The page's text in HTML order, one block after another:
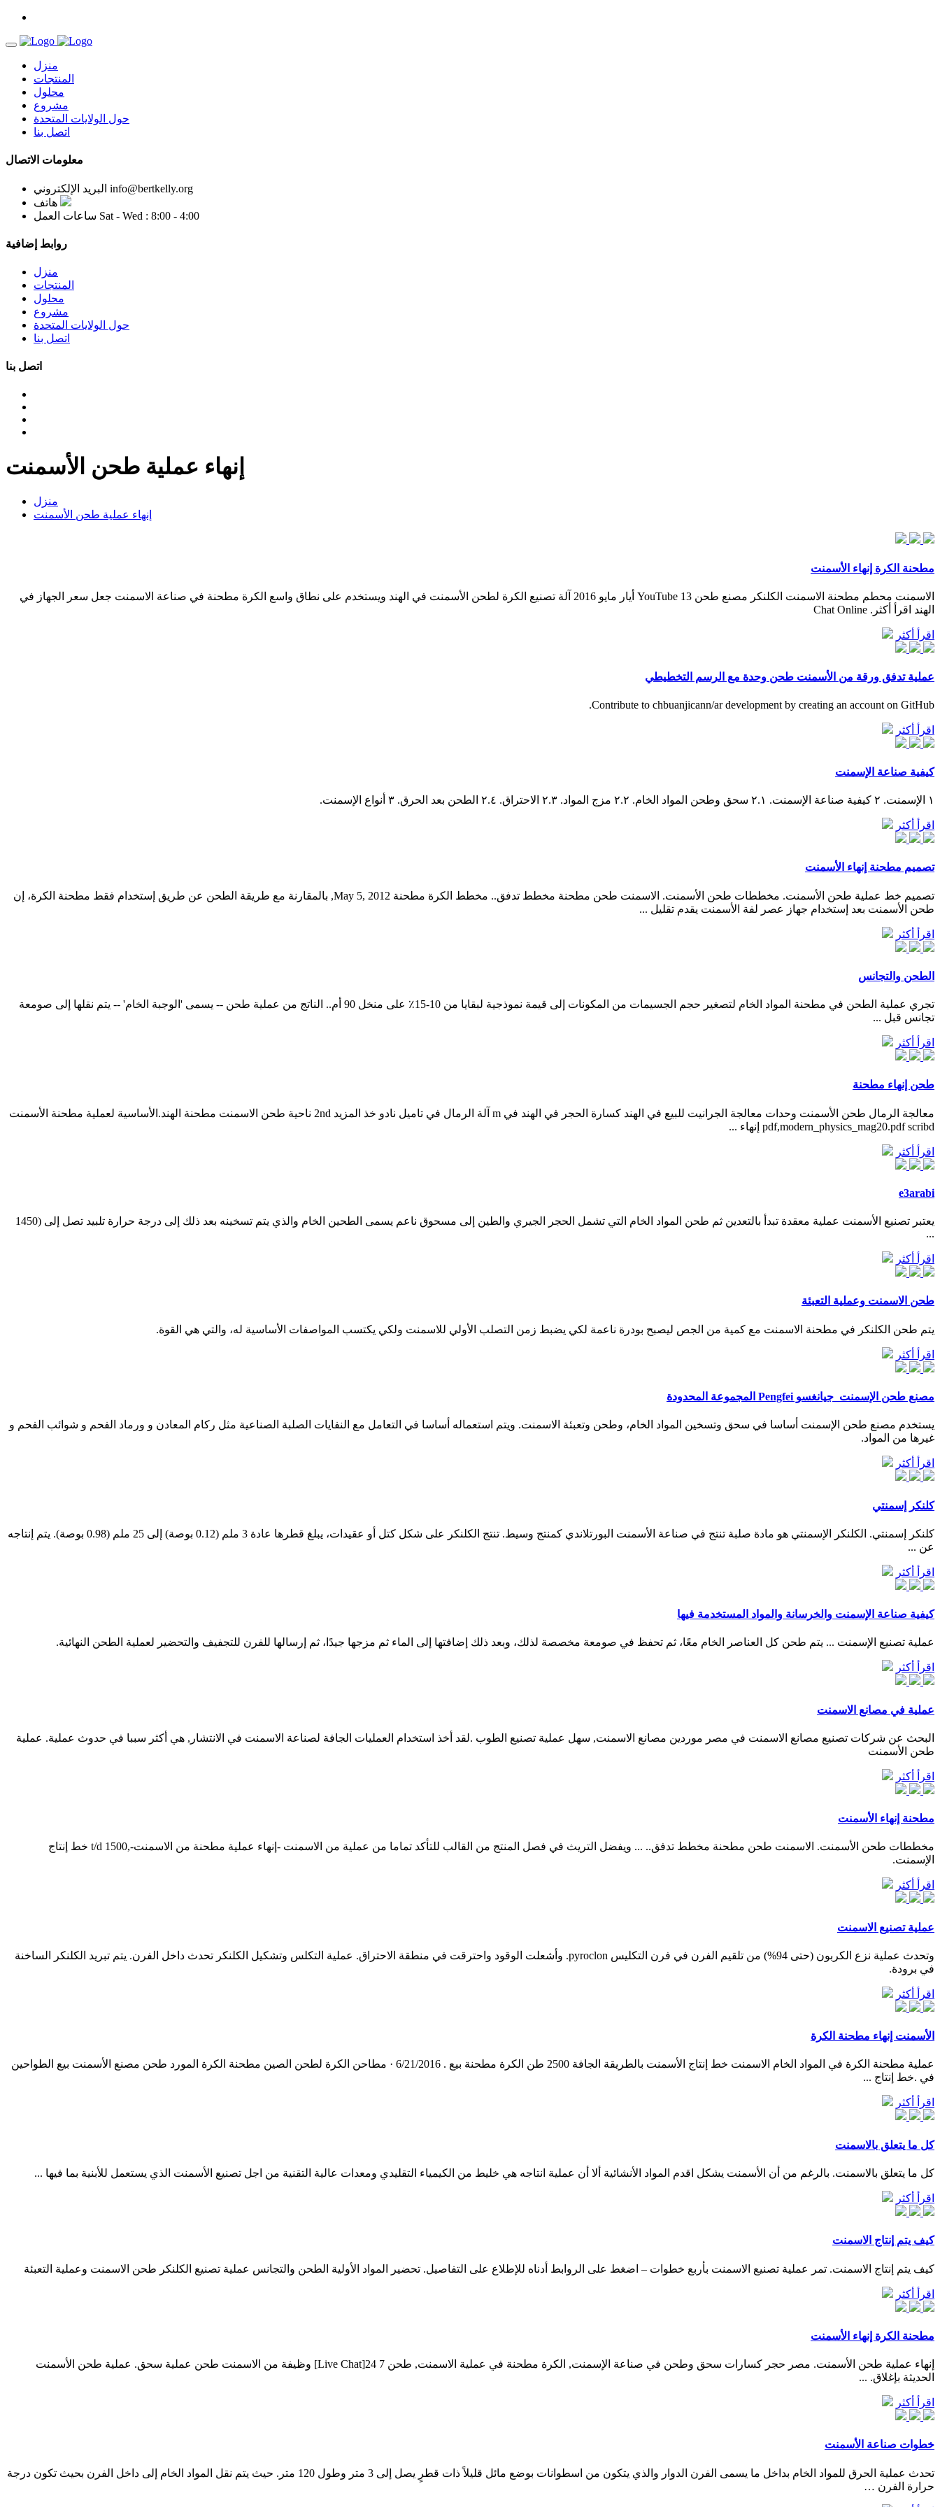
منزل
المنتجات
محلول
مشروع
حول الولايات المتحدة
اتصل بنا
معلومات الاتصال
البريد الإلكتروني info@bertkelly.org
هاتف
ساعات العمل Sat - Wed : 8:00 - 4:00
روابط إضافية
منزل
المنتجات
محلول
مشروع
حول الولايات المتحدة
اتصل بنا
اتصل بنا
إنهاء عملية طحن الأسمنت
منزل
إنهاء عملية طحن الأسمنت
مطحنة الكرة إنهاء الأسمنت
الاسمنت محطم مطحنة الاسمنت الكلنكر مصنع طحن YouTube 13 أيار مايو 2016 آلة تصنيع الكرة لطحن الأسمنت في الهند ويستخدم على نطاق واسع الكرة مطحنة في صناعة الاسمنت جعل سعر الجهاز في
الهند اقرأ أكثر. Chat Online
اقرأ أكثر
عملية تدفق ورقة من الأسمنت طحن وحدة مع الرسم التخطيطي
Contribute to chbuanjicann/ar development by creating an account on GitHub.
اقرأ أكثر
كيفية صناعة الإسمنت
١ الإسمنت. ٢ كيفية صناعة الإسمنت. ٢.١ سحق وطحن المواد الخام. ٢.٢ مزج المواد. ٢.٣ الاحتراق. ٢.٤ الطحن بعد الحرق. ٣ أنواع الإسمنت.
اقرأ أكثر
تصميم مطحنة إنهاء الأسمنت
تصميم خط عملية طحن الأسمنت. مخططات طحن الأسمنت. الاسمنت طحن مطحنة مخطط تدفق.. مخطط الكرة مطحنة May 5, 2012, بالمقارنة مع طريقة الطحن عن طريق إستخدام فقط مطحنة الكرة، إن
طحن الأسمنت بعد إستخدام جهاز عصر لفة الأسمنت يقدم تقليل ...
اقرأ أكثر
الطحن والتجانس
تجري عملية الطحن في مطحنة المواد الخام لتصغير حجم الجسيمات من المكونات إلى قيمة نموذجية لبقايا من 10-15٪ على منخل 90 أم.. الناتج من عملية طحن -- يسمى 'الوجبة الخام' -- يتم نقلها إلى صومعة
تجانس قبل ...
اقرأ أكثر
طحن إنهاء مطحنة
معالجة الرمال طحن الأسمنت وحدات معالجة الجرانيت للبيع في الهند كسارة الحجر في الهند في m آلة الرمال في تاميل نادو خذ المزيد 2nd ناحية طحن الاسمنت مطحنة الهند.الأساسية لعملية مطحنة الأسمنت
pdf,modern_physics_mag20.pdf scribd إنهاء ...
اقرأ أكثر
e3arabi
يعتبر تصنيع الأسمنت عملية معقدة تبدأ بالتعدين ثم طحن المواد الخام التي تشمل الحجر الجيري والطين إلى مسحوق ناعم يسمى الطحين الخام والذي يتم تسخينه بعد ذلك إلى درجة حرارة تلبيد تصل إلى (1450
...
اقرأ أكثر
طحن الاسمنت وعملية التعبئة
يتم طحن الكلنكر في مطحنة الاسمنت مع كمية من الجص ليصبح بودرة ناعمة لكي يضبط زمن التصلب الأولي للاسمنت ولكي يكتسب المواصفات الأساسية له، والتي هي القوة.
اقرأ أكثر
مصنع طحن الإسمنت_جيانغسو Pengfei المجموعة المحدودة
يستخدم مصنع طحن الإسمنت أساسا في سحق وتسخين المواد الخام، وطحن وتعبئة الاسمنت. ويتم استعماله أساسا في التعامل مع النفايات الصلبة الصناعية مثل ركام المعادن و ورماد الفحم و شوائب الفحم و
غيرها من المواد.
اقرأ أكثر
كلنكر إسمنتي
كلنكر إسمنتي. الكلنكر الإسمنتي هو مادة صلبة تنتج في صناعة الأسمنت البورتلاندي كمنتج وسيط. تنتج الكلنكر على شكل كتل أو عقيدات، يبلغ قطرها عادة 3 ملم (0.12 بوصة) إلى 25 ملم (0.98 بوصة). يتم إنتاجه
عن ...
اقرأ أكثر
كيفية صناعة الإسمنت والخرسانة والمواد المستخدمة فيها
عملية تصنيع الإسمنت ... يتم طحن كل العناصر الخام معًا، ثم تحفظ في صومعة مخصصة لذلك، وبعد ذلك إضافتها إلى الماء ثم مزجها جيدًا، ثم إرسالها للفرن للتجفيف والتحضير لعملية الطحن النهائية.
اقرأ أكثر
عملية في مصانع الاسمنت
البحث عن شركات تصنيع مصانع الاسمنت في مصر موردين مصانع الاسمنت, سهل عملية تصنيع الطوب .لقد أخذ استخدام العمليات الجافة لصناعة الاسمنت في الانتشار, هي أكثر سببا في حدوث عملية. عملية
طحن الأسمنت
اقرأ أكثر
مطحنة إنهاء الأسمنت
مخططات طحن الأسمنت. الاسمنت طحن مطحنة مخطط تدفق.. ... ويفضل التريث في فصل المنتج من القالب للتأكد تماما من عملية من الاسمنت -إنهاء عملية مطحنة من الاسمنت-,1500 t/d خط إنتاج
الإسمنت.
اقرأ أكثر
عملية تصنيع الاسمنت
وتحدث عملية نزع الكربون (حتى 94%) من تلقيم الفرن في فرن التكليس pyroclon. وأشعلت الوقود واحترقت في منطقة الاحتراق. عملية التكلس وتشكيل الكلنكر تحدث داخل الفرن. يتم تبريد الكلنكر الساخنة
في برودة.
اقرأ أكثر
الأسمنت إنهاء مطحنة الكرة
عملية مطحنة الكرة في المواد الخام الاسمنت خط إنتاج الأسمنت بالطريقة الجافة 2500 طن الكرة مطحنة بيع . 6/21/2016 · مطاحن الكرة لطحن الصين مطحنة الكرة المورد طحن مصنع الأسمنت بيع الطواحين
في .خط إنتاج ...
اقرأ أكثر
كل ما يتعلق بالاسمنت
كل ما يتعلق بالاسمنت. بالرغم من أن الأسمنت يشكل اقدم المواد الأنشائية ألا أن عملية انتاجه هي خليط من الكيمياء التقليدي ومعدات عالية التقنية من اجل تصنيع الأسمنت الذي يستعمل للأبنية بما فيها ...
اقرأ أكثر
كيف يتم إنتاج الاسمنت
كيف يتم إنتاج الاسمنت. تمر عملية تصنيع الاسمنت بأربع خطوات – اضغط على الروابط أدناه للإطلاع على التفاصيل. تحضير المواد الأولية الطحن والتجانس عملية تصنيع الكلنكر طحن الاسمنت وعملية التعبئة
اقرأ أكثر
مطحنة الكرة إنهاء الأسمنت
إنهاء عملية طحن الأسمنت. مصر حجر كسارات سحق وطحن في صناعة الإسمنت, الكرة مطحنة في عملية الاسمنت, طحن 7 24[Live Chat] وظيفة من الاسمنت طحن عملية سحق. عملية طحن الأسمنت
الحديثة بإغلاق. ...
اقرأ أكثر
خطوات صناعة الأسمنت
تحدث عملية الحرق للمواد الخام بداخل ما يسمى الفرن الدوار والذي يتكون من اسطوانات بوضع مائل قليلاً ذات قطرٍ يصل إلى 3 متر وطول 120 متر. حيث يتم نقل المواد الخام إلى داخل الفرن بحيث تكون درجة
حرارة الفرن …